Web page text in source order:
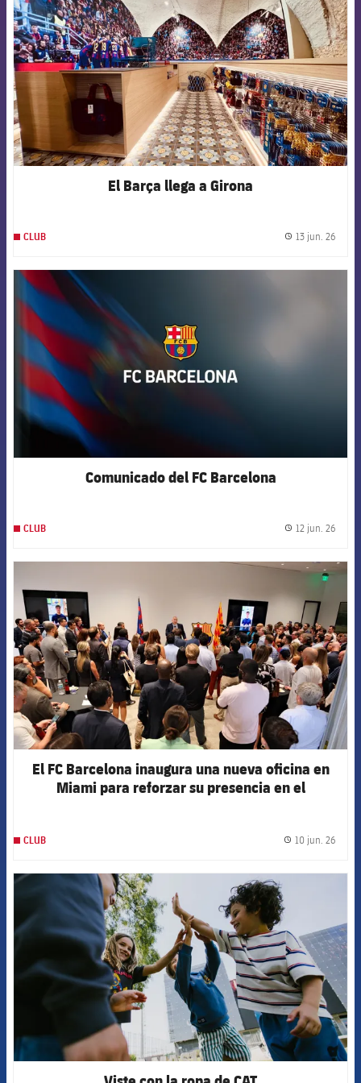
El Barça llega a Girona
CLUB 13 jun. 26
Comunicado del FC Barcelona
CLUB 12 jun. 26
FCB Barcelona badge
El FC Barcelona inaugura una nueva oficina en
Miami para reforzar su presencia en el
CLUB 10 jun. 26
FCB Barcelona badge